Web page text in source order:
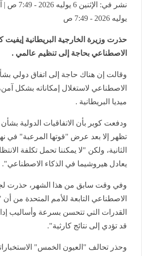
يوليه 2026 - 7:49 ص
حذرت وزيرة الخارجية البريطانية إيفيت
الاصطناعي بحاجة إلى تنظيم عالمي .
وقالت إن هناك حاجة إلى اتفاق دولي
الاصطناعي لاستغلال إمكاناته بشكل
ميديا البريطانية .
ودفعت كوبر بأن الاتفاقيات الدولية بشأن
تظهر إلا بعد عرض "قوتها المرعبة" في
الثانية، ولكن "لا يمكننا تحمل تكلفة
يعادل هيروشيما في الذكاء الاصطناعي".
وفي وقت سابق من هذا الشهر، حذرت
الاصطناعي التابعة للأمم المتحدة من أن
القدرات التي تتحسن بسرعة وأساليب
قد تؤدي إلى نتائج كارثية".
وحذر تحالف "العيون الخمس"